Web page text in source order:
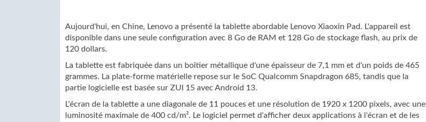
Aujourd'hui, en Chine, Lenovo a présenté la tablette abordable Lenovo Xiaoxin Pad. L'appareil est
disponible dans une seule configuration avec 8 Go de RAM et 128 Go de stockage flash, au prix de
120 dollars.
La tablette est fabriquée dans un boîtier métallique d'une épaisseur de 7,1 mm et d'un poids de 465
grammes. La plate-forme matérielle repose sur le SoC Qualcomm Snapdragon 685, tandis que la
partie logicielle est basée sur ZUI 15 avec Android 13.
L'écran de la tablette a une diagonale de 11 pouces et une résolution de 1920 x 1200 pixels, avec une
luminosité maximale de 400 cd/m². Le logiciel permet d'afficher deux applications à l'écran et de les